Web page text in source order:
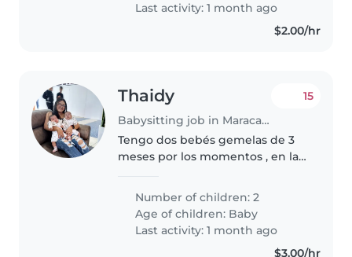
Last activity: 1 month ago
$2.00/hr
Thaidy
Babysitting job in Maracaibo
15
Tengo dos bebés gemelas de 3
meses por los momentos , en la
y yo por ahora yo cuido de ellas y
somos una familia muy
responsable y con ganas de
tener..
Number of children: 2
Age of children: Baby
Last activity: 1 month ago
$3.00/hr